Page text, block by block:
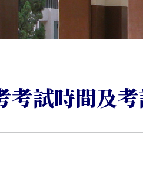
考試時間及